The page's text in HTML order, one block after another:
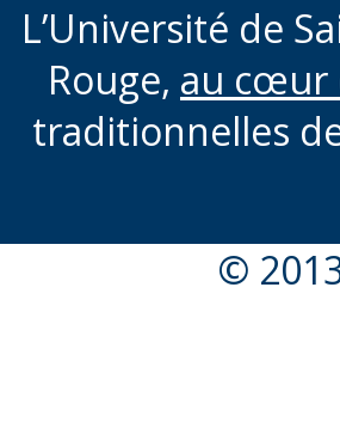
L’Université de
Rouge, au cœur
traditionnelles
©